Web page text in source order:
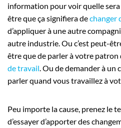
information pour voir quelle
être que ça signifiera dechanger
d’appliquer à une autre
autre industrie. Ou c’est peut-
être que de parler à votre patron
de travail. Ou de demander à un
parler quand vous travaillez à
Peu importe la cause, prenez le
d’essayer d’apporter des